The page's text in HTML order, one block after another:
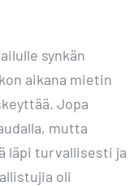
synkän
aikana mietin
Jopa
mutta
läpi turvallisesti ja
oli